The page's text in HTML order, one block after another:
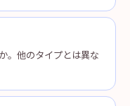
。他のタイプとは異な